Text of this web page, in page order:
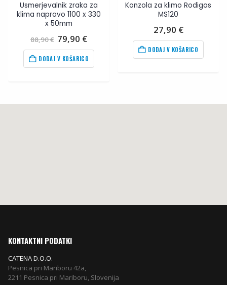
Usmerjevalnik zraka za
klima napravo 1100 x 330
x 50mm
88,90€ Izvirna
cena
je
bila:
88,90€.
79,90 €Trenutna
je:
79,90
DODAJ V KOŠARICO
Konzola za klimo Rodigas
MS120
27,90 €
DODAJ V KOŠARICO
KONTAKTNI PODATKI
CATENA D.O.O.
Pesnica pri Mariboru 42a,
2211 Pesnica pri Mariboru, Slovenija